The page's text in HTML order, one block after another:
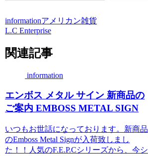
informationアメリカン雑貨
L.C Enterprise
関連記事
information
エンボス メタル サイン 新商品の
ご案内 EMBOSS METAL SIGN
いつもお世話になっております。新商品
のEmboss Metal Signが入荷致しまし
た！！人気のF.E.P.Cシリーズから、今シ